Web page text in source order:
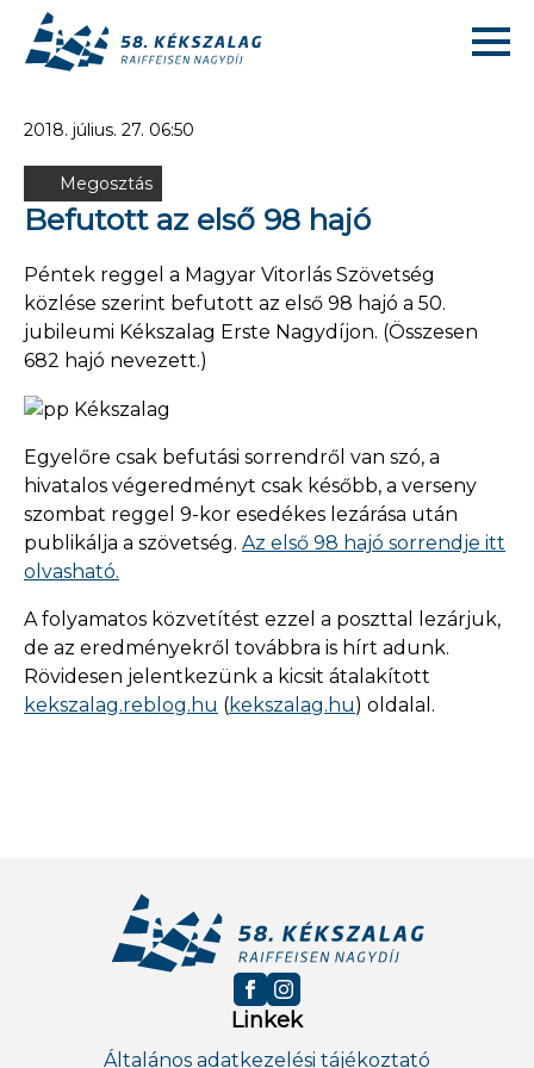
2018. július. 27. 06:50
Megosztás
Befutott az első 98 hajó
Péntek reggel a Magyar Vitorlás Szövetség
közlése szerint befutott az első 98 hajó a 50.
jubileumi Kékszalag Erste Nagydíjon. (Összesen
682 hajó nevezett.)
Egyelőre csak befutási sorrendről van szó, a
hivatalos végeredményt csak később, a verseny
szombat reggel 9-kor esedékes lezárása után
publikálja a szövetség. Az első 98 hajó sorrendje itt
olvasható.
A folyamatos közvetítést ezzel a poszttal lezárjuk,
de az eredményekről továbbra is hírt adunk.
Rövidesen jelentkezünk a kicsit átalakított
kekszalag.reblog.hu (kekszalag.hu) oldalal.
Linkek
Általános adatkezelési tájékoztató